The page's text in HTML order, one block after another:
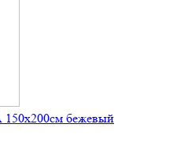
бежевый